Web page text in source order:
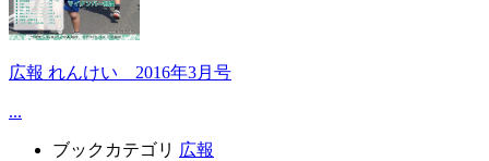
広報 れんけい 2016年3月号
...
ブックカテゴリ 広報